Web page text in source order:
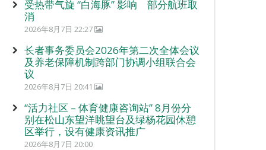
受热带气旋 “白海豚” 影响 部分航班取
消
2026年8月7日 22:27
长者事务委员会2026年第二次全体会议
及养老保障机制跨部门协调小组联合会
议
2026年8月7日 20:41
“活力社区 – 体育健康咨询站” 8月份分
别在松山东望洋眺望台及绿杨花园休憩
区举行，设有健康资讯推广
2026年8月7日 20:00